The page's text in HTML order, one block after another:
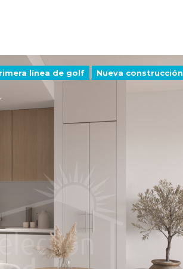
línea de golf Nueva construcción